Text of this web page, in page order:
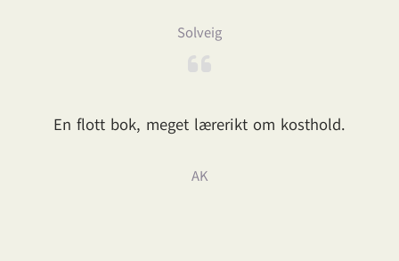
Solveig
En flott bok, meget lærerikt om kosthold.
AK